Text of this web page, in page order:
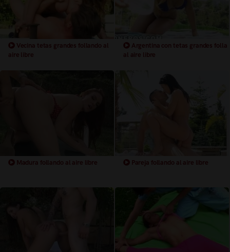
Vecina tetas grandes follando al
aire libre
Argentina con tetas grandes folla
al aire libre
Madura follando al aire libre Pareja follando al aire libre